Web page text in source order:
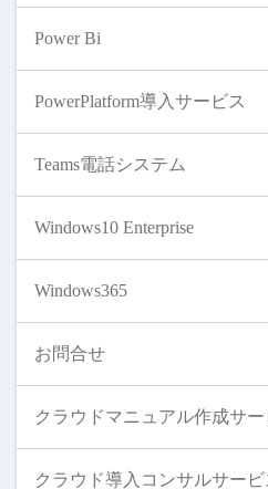
Power Bi
PowerPlatform導入サービス
Teams電話システム
Windows10 Enterprise
Windows365
お問合せ
クラウドマニュアル作成サー
クラウド導入コンサルサービ